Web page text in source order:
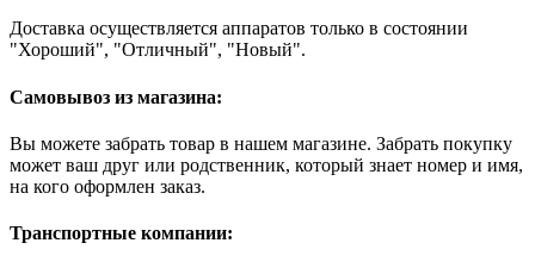
Доставка осуществляется аппаратов только в состоянии
"Хороший", "Отличный", "Новый".
Самовывоз из магазина:
Вы можете забрать товар в нашем магазине. Забрать покупку
может ваш друг или родственник, который знает номер и имя,
на кого оформлен заказ.
Транспортные компании: